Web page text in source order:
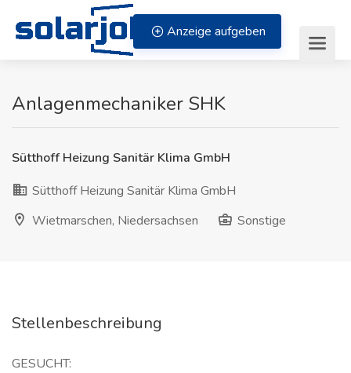
Zum Inhalt springen
Anzeige aufgeben
Anlagenmechaniker SHK
Sütthoff Heizung Sanitär Klima GmbH
Sütthoff Heizung Sanitär Klima GmbH
Wietmarschen, Niedersachsen
Sonstige
Stellenbeschreibung
GESUCHT: